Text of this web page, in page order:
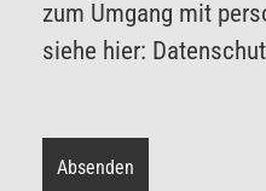
zum Umgang mit
siehe hier: